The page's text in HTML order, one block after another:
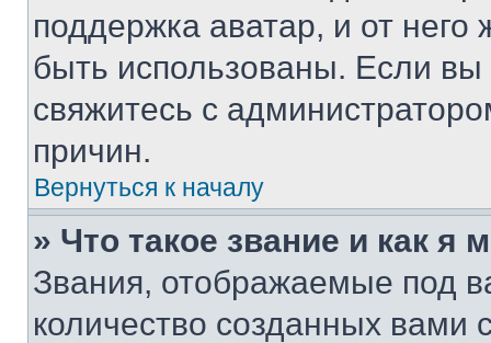
поддержка аватар, и от него
быть использованы. Если
свяжитесь с
причин.
Вернуться к началу
» Что такое звание и как я
Звания, отображаемые под
количество созданных